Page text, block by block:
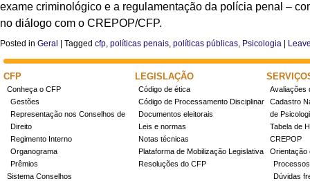
exame criminológico e a regulamentação da polícia penal –
no diálogo com o CREPOP/CFP.
Posted in Geral Tagged cfp, políticas penais, políticas públicas, Psicologia
CFP
Conheça o CFP
Gestões
Representação nos Conselhos de
Direito
Regimento Interno
Organograma
Prêmios
Sistema Conselhos
LEGISLAÇÃO
Código de ética
Código de Processamento Disciplinar
Documentos eleitorais
Leis e normas
Notas técnicas
Plataforma de Mobilização Legislativa
Resoluções do CFP
Avaliações
Cadastro
de
Tabela de
CREPOP
Orientação
Dúvidas